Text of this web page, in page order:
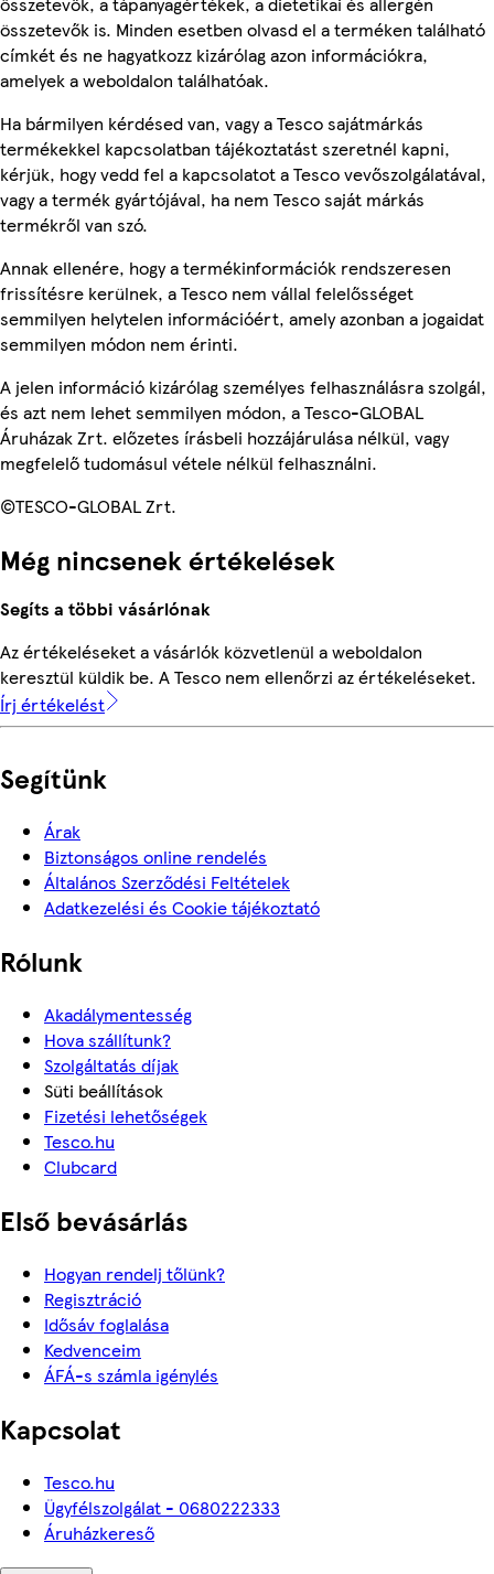
összetevők is. Minden esetben olvasd el a terméken található
címkét és ne hagyatkozz kizárólag azon információkra,
amelyek a weboldalon találhatóak.
Ha bármilyen kérdésed van, vagy a Tesco sajátmárkás
termékekkel kapcsolatban tájékoztatást szeretnél kapni,
kérjük, hogy vedd fel a kapcsolatot a Tesco vevőszolgálatával,
vagy a termék gyártójával, ha nem Tesco saját márkás
termékről van szó.
Annak ellenére, hogy a termékinformációk rendszeresen
frissítésre kerülnek, a Tesco nem vállal felelősséget
semmilyen helytelen információért, amely azonban a jogaidat
semmilyen módon nem érinti.
A jelen információ kizárólag személyes felhasználásra szolgál,
és azt nem lehet semmilyen módon, a Tesco-GLOBAL
Áruházak Zrt. előzetes írásbeli hozzájárulása nélkül, vagy
megfelelő tudomásul vétele nélkül felhasználni.
©TESCO-GLOBAL Zrt.
Még nincsenek értékelések
Segíts a többi vásárlónak
Az értékeléseket a vásárlók közvetlenül a weboldalon
keresztül küldik be. A Tesco nem ellenőrzi az értékeléseket.
Írj értékelést
Segítünk
Árak
Biztonságos online rendelés
Általános Szerződési Feltételek
Adatkezelési és Cookie tájékoztató
Rólunk
Akadálymentesség
Hova szállítunk?
Szolgáltatás díjak
Süti beállítások
Fizetési lehetőségek
Tesco.hu
Clubcard
Első bevásárlás
Hogyan rendelj tőlünk?
Regisztráció
Idősáv foglalása
Kedvenceim
ÁFÁ-s számla igénylés
Kapcsolat
Tesco.hu
Ügyfélszolgálat - 0680222333
Áruházkereső